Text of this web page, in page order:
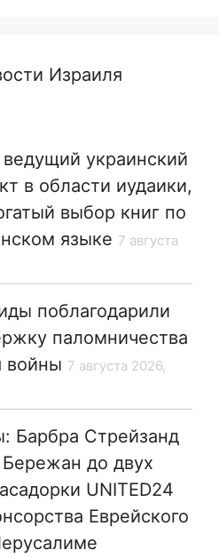
Израиля
украинский
в области иудаики,
выбор книг по
языке 7 августа
поблагодарили
паломничества
войны 7 августа 2026,
Барбра Стрейзанд
до двух
UNITED24
Еврейского